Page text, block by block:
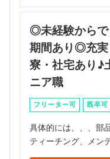
◎未経験からで
期間あり◎充実
寮・社宅あり♪
ニア職
フリーター可 既卒可
具体的には、、、部
ティーチング、メン